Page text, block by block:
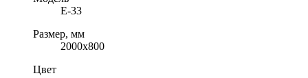
Е-33
Размер, мм
2000х800
Цвет